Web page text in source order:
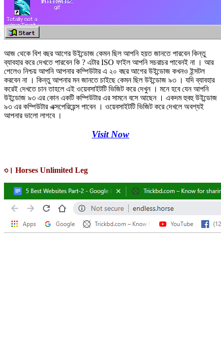
আজ থেকে বিশ বছর আগের উইন্ডোজ কেমন ছিল আপনি হয়ত জানতে পারবেন কিন্তু
ব্যাবহার করে দেখতে পারবেন কি ? এটার ISO ফাইল আপনি সচরাচর পাবেনই না । আর
পেলেও নিশ্চয় আপনি আপনার কম্পিউটার এ ২০ বছর আগের উইন্ডোজ কখনও ইন্সটল
করবেন না । কিন্তু আপনার মন জানতে চাইছে কেমন ছিল উইন্ডোজ ৯৩ । যদি ব্যাবহার
করেই দেখতে চান তাহলে এই ওয়েবসাইটটি ভিজিট করে দেখুন । মনে হবে যেন আপনি
উইন্ডোজ ৯৩ এর কোন একটি কম্পিউটার এর সামনে বসে আছেন । একদম হুবহু উইন্ডোজ
৯৩ এর কম্পিউটার এক্সপেরিয়েন্স পাবেন । ওয়েবসাইটটি ভিজিট করে দেখলে অবশ্যই
আপনার ভালো লাগবে ।
Visit Now
৩। Horses Unlimited Leg